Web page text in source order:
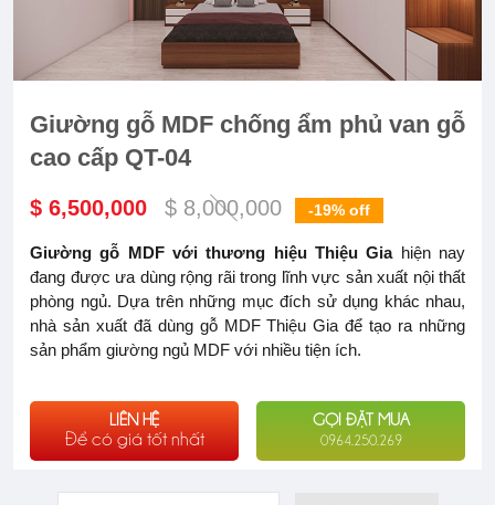
Giường gỗ MDF chống ẩm phủ van gỗ
cao cấp QT-04
$ 6,500,000 $ 8,000,000 -19% off
Giường gỗ MDF với thương hiệu Thiệu Giahiện nay
đang được ưa dùng rộng rãi trong lĩnh vực sản xuất nội thất
phòng ngủ. Dựa trên những mục đích sử dụng khác nhau,
nhà sản xuất đã dùng gỗ MDF Thiệu Gia để tạo ra những
sản phẩm giường ngủ MDF với nhiều tiện ích.
LIÊN HỆ
Để có giá tốt nhất
GỌI ĐẶT MUA
0964.250.269